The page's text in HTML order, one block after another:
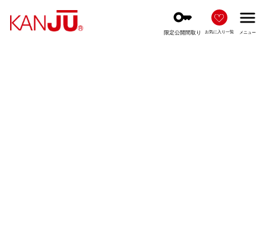
key
限定公開間取り お気に入り一覧
menu
メニュー